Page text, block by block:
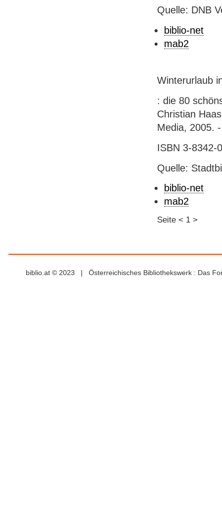
Quelle: DNB
biblio-net
mab2
Winterurlaub
: die 80
Christian
Media, 2005.
ISBN 3-8342-
Quelle:
biblio-net
mab2
Seite < 1 >
biblio.at © 2023 | Österreichisches Bibliothekswerk : Das